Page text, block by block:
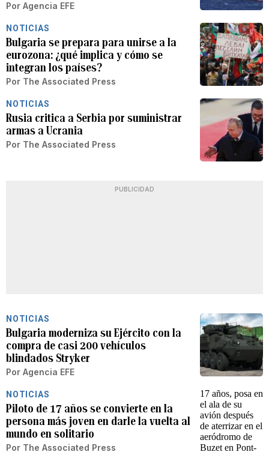
Por Agencia EFE
NOTICIAS
Bulgaria se prepara para unirse a la
eurozona: ¿qué implica y cómo se
integran los países?
Por The Associated Press
NOTICIAS
Rusia critica a Serbia por suministrar
armas a Ucrania
Por The Associated Press
PUBLICIDAD
NOTICIAS
Bulgaria moderniza su Ejército con la
compra de casi 200 vehículos
blindados Stryker
Por Agencia EFE
NOTICIAS
Piloto de 17 años se convierte en la
persona más joven en darle la vuelta al
mundo en solitario
Por The Associated Press